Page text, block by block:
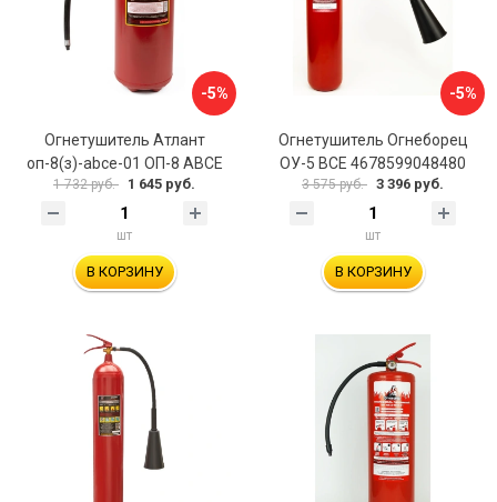
-5%
Огнетушитель Атлант
оп-8(з)-аbсе-01 ОП-8 АВСЕ
1 732 руб. 1 645 руб.
шт
В КОРЗИНУ
-5%
Огнетушитель Огнеборец
ОУ-5 ВСЕ 4678599048480
3 575 руб. 3 396 руб.
шт
В КОРЗИНУ